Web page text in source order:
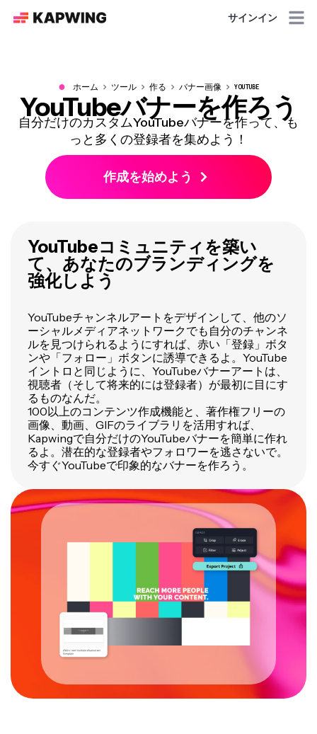
サインイン
● ホーム ツール 作る バナー画像 YOUTUBE
YouTubeバナーを作ろう
自分だけのカスタムYouTubeバナーを作って、も
っと多くの登録者を集めよう！
作成を始めよう
YouTubeコミュニティを築い
て、あなたのブランディングを
強化しよう
YouTubeチャンネルアートをデザインして、他のソ
ーシャルメディアネットワークでも自分のチャンネ
ルを見つけられるようにすれば、赤い「登録」ボタ
ンや「フォロー」ボタンに誘導できるよ。YouTube
イントロと同じように、YouTubeバナーアートは、
視聴者（そして将来的には登録者）が最初に目にす
るものなんだ。
100以上のコンテンツ作成機能と、著作権フリーの
画像、動画、GIFのライブラリを活用すれば、
Kapwingで自分だけのYouTubeバナーを簡単に作れ
るよ。潜在的な登録者やフォロワーを逃さないで。
今すぐYouTubeで印象的なバナーを作ろう。